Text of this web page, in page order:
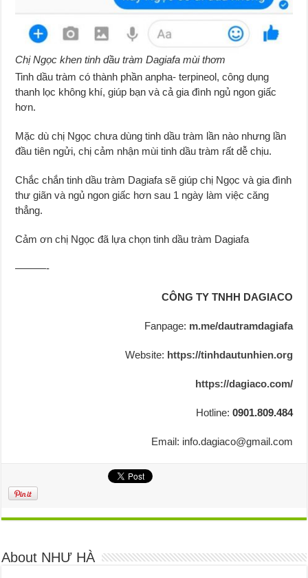
Chị Ngọc khen tinh dầu tràm Dagiafa mùi thơm
Tinh dầu tràm có thành phần anpha- terpineol, công dụng
thanh lọc không khí, giúp bạn và cả gia đình ngủ ngon giấc
hơn.
Mặc dù chị Ngọc chưa dùng tinh dầu tràm lần nào nhưng lần
đầu tiên ngửi, chị cảm nhận mùi tinh dầu tràm rất dễ chịu.
Chắc chắn tinh dầu tràm Dagiafa sẽ giúp chị Ngọc và gia đình
thư giãn và ngủ ngon giấc hơn sau 1 ngày làm việc căng
thẳng.
Cảm ơn chị Ngọc đã lựa chọn tinh dầu tràm Dagiafa
———-
CÔNG TY TNHH DAGIACO
Fanpage: m.me/dautramdagiafa
Website: https://tinhdautunhien.org
https://dagiaco.com/
Hotline: 0901.809.484
Email: info.dagiaco@gmail.com
About NHƯ HÀ